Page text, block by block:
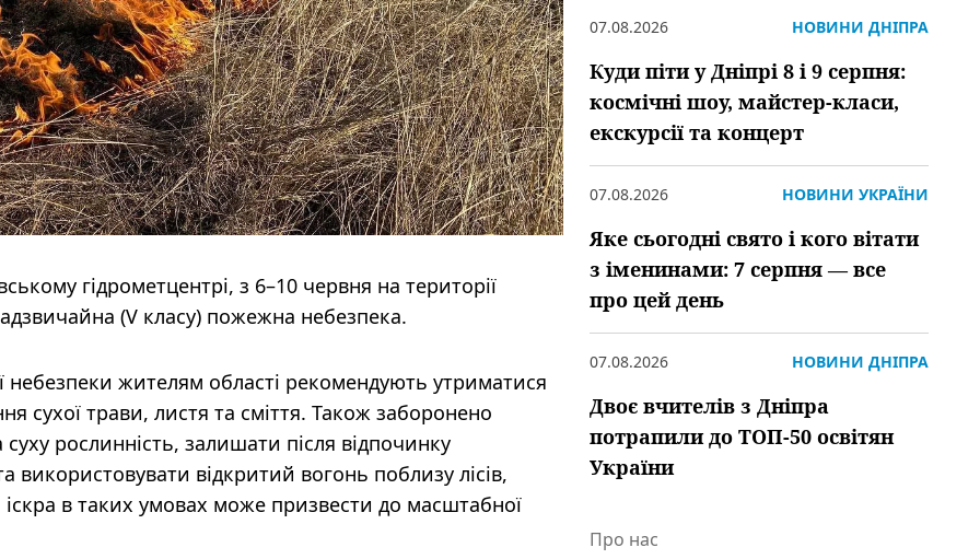
гідрометцентрі, з 6–10 червня на території
(V класу) пожежна небезпека.
небезпеки жителям області рекомендують утриматися
сухої трави, листя та сміття. Також заборонено
рослинність, залишати після відпочинку
використовувати відкритий вогонь поблизу лісів,
іскра в таких умовах може призвести до масштабної
07.08.2026 НОВИНИ ДНІПРА
Куди піти у Дніпрі 8 і 9 серпня:
космічні шоу, майстер-класи,
екскурсії та концерт
07.08.2026 НОВИНИ УКРАЇНИ
Яке сьогодні свято і кого вітати
з іменинами: 7 серпня — все
про цей день
07.08.2026 НОВИНИ ДНІПРА
Двоє вчителів з Дніпра
потрапили до ТОП-50 освітян
України
Про нас